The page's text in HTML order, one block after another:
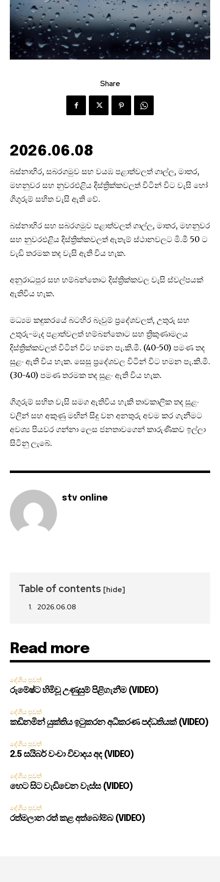
Share
2026.06.08
බස්නාහිර, සබරගමුව සහ වයඹ පළාත්වලත් ගාල්ල, මාතර,
මහනුවර සහ නුවරඑළිය දිස්ත්‍රික්කවලත් විටින් විට වැසි හෝ
ගිගුරුම් සහිත වැසි ඇති වේ.
බස්නාහිර සහ සබරගමුව පළාත්වලත් ගාල්ල, මාතර, මහනුවර
සහ නුවරඑළිය දිස්ත්‍රික්කවලත් ඇතැම් ස්ථානවලට මි.මී 50 ට
වැඩි තරමක තද වැසි ඇති විය හැක.
අනුරාධපුර සහ හම්බන්තොට දිස්ත්‍රික්කවල වැසි ස්වල්පයක්
ඇතිවිය හැක.
මධ්‍යම කඳුකරයේ බටහිර බෑවුම් ප්‍රදේශවලත්, උතුරු සහ
උතුරු-මැද පළාත්වලත් හම්බන්තොට සහ ත්‍රිකුණාමලය
දිස්ත්‍රික්කවලත් විටින් විට හමන පැ.කි.මී. (40-50) පමණ තද
සුළං ඇති විය හැක. සෙසු ප්‍රදේශවල විටින් විට හමන පැ.කි.මී.
(30-40) පමණ තරමක තද සුළං ඇති විය හැක.
ගිගුරුම් සහිත වැසි සමග ඇතිවිය හැකි තාවකාලික තද සුළං
වලින් සහ අකුණු මඟින් සිදු වන අනතුරු අවම කර ගැනීමට
අවශ්‍ය පියවර ගන්නා ලෙස ජනතාවගෙන් කාරුණිකව ඉල්ලා
සිටිනු ලැබේ.
stv online
Table of contents [hide]
2026.06.08
Read more
දේශීය පුවත්
රුමේෂ්ට හිමිවූ උණුසුම් පිළිගැනීම (VIDEO)
දේශීය පුවත්
කඩිනමින් යුක්තිය ඉටුකරන අධිකරණ පද්ධතියක් (VIDEO)
දේශීය පුවත්
2.5 සයිබර් වංචා විවාදය අද (VIDEO)
දේශීය පුවත්
හෙට සිට වැඩිවෙන වැස්ස (VIDEO)
දේශීය පුවත්
රත්මලාන රත් කළ අත්බෝම්බ (VIDEO)